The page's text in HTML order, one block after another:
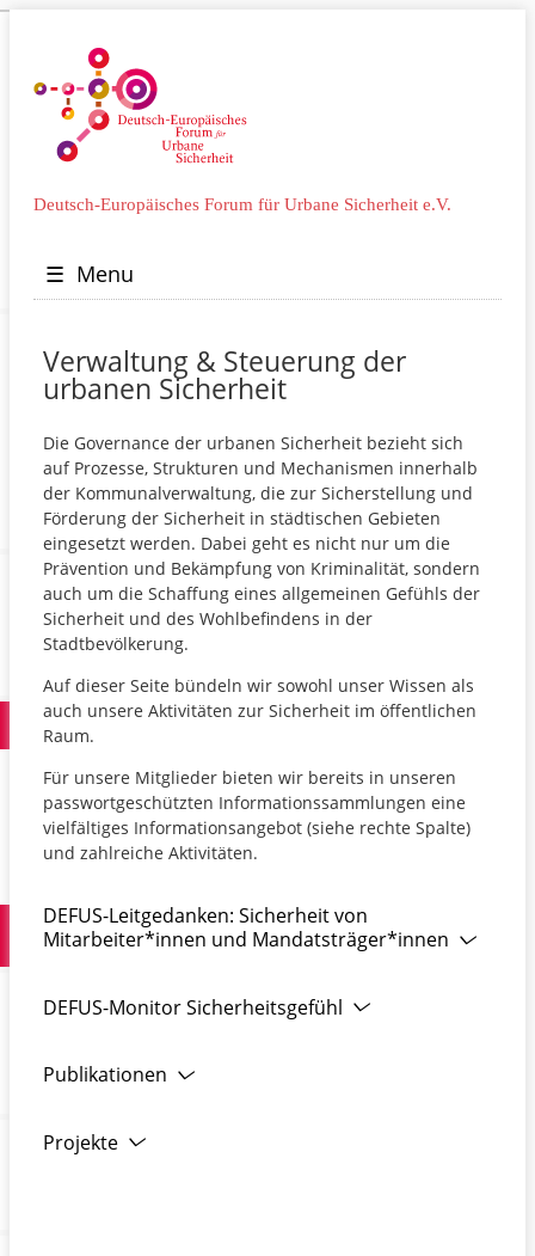
Deutsch-Europäisches Forum für Urbane Sicherheit e.V.
☰ Menu
Verwaltung & Steuerung der
urbanen Sicherheit
Die Governance der urbanen Sicherheit bezieht sich
auf Prozesse, Strukturen und Mechanismen innerhalb
der Kommunalverwaltung, die zur Sicherstellung und
Förderung der Sicherheit in städtischen Gebieten
eingesetzt werden. Dabei geht es nicht nur um die
Prävention und Bekämpfung von Kriminalität, sondern
auch um die Schaffung eines allgemeinen Gefühls der
Sicherheit und des Wohlbefindens in der
Stadtbevölkerung.
Auf dieser Seite bündeln wir sowohl unser Wissen als
auch unsere Aktivitäten zur Sicherheit im öffentlichen
Raum.
Für unsere Mitglieder bieten wir bereits in unseren
passwortgeschützten Informationssammlungen eine
vielfältiges Informationsangebot (siehe rechte Spalte)
und zahlreiche Aktivitäten.
DEFUS-Leitgedanken: Sicherheit von
Mitarbeiter*innen und Mandatsträger*innen
DEFUS-Monitor Sicherheitsgefühl
Publikationen
Grenzen und Potenziale kommunaler Sicherheits-
Projekte